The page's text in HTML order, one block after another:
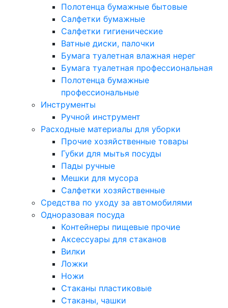
Полотенца бумажные бытовые
Салфетки бумажные
Салфетки гигиенические
Ватные диски, палочки
Бумага туалетная влажная нерег
Бумага туалетная профессиональная
Полотенца бумажные
профессиональные
Инструменты
Ручной инструмент
Расходные материалы для уборки
Прочие хозяйственные товары
Губки для мытья посуды
Пады ручные
Мешки для мусора
Салфетки хозяйственные
Средства по уходу за автомобилями
Одноразовая посуда
Контейнеры пищевые прочие
Аксессуары для стаканов
Вилки
Ложки
Ножи
Стаканы пластиковые
Стаканы, чашки